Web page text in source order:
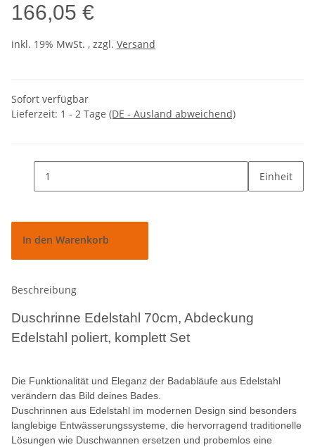
166,05 €
inkl. 19% MwSt. , zzgl. Versand
Sofort verfügbar
Lieferzeit: 1 - 2 Tage (DE - Ausland abweichend)
Einheit
In den Warenkorb
Beschreibung
Duschrinne Edelstahl 70cm, Abdeckung
Edelstahl poliert, komplett Set
Die Funktionalität und Eleganz der Badabläufe aus Edelstahl
verändern das Bild deines Bades.
Duschrinnen aus Edelstahl im modernen Design sind besonders
langlebige Entwässerungssysteme, die hervorragend traditionelle
Lösungen wie Duschwannen ersetzen und probemlos eine